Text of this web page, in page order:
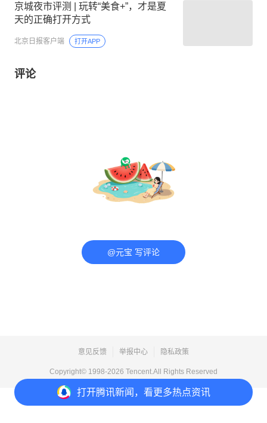
打开腾讯新闻，看更多热点资讯
京城夜市评测 | 玩转“美食+”，才是夏
天的正确打开方式
北京日报客户端 打开APP
评论
@元宝 写评论
意见反馈 举报中心 隐私政策
Copyright© 1998-2026 Tencent.All Rights Reserved